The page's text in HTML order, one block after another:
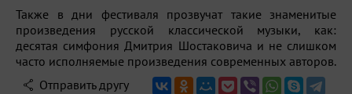
Также в дни фестиваля прозвучат такие знаменитые
произведения русской классической музыки, как:
десятая симфония Дмитрия Шостаковича и не слишком
часто исполняемые произведения современных авторов.
Отправить другу